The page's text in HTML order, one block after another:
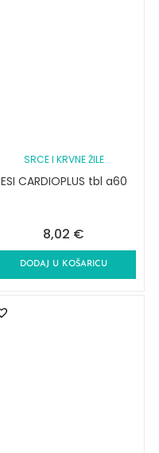
SRCE I KRVNE ŽILE
ESI CARDIOPLUS tbl a60
8,02 €
DODAJ U KOŠARICU